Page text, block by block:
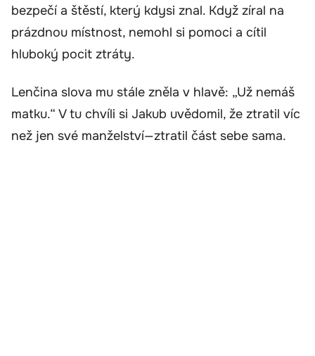
bezpečí a štěstí, který kdysi znal. Když zíral na
prázdnou místnost, nemohl si pomoci a cítil
hluboký pocit ztráty.
Lenčina slova mu stále zněla v hlavě: „Už nemáš
matku.“ V tu chvíli si Jakub uvědomil, že ztratil víc
než jen své manželství—ztratil část sebe sama.